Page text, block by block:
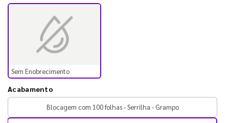
Sem Enobrecimento
Acabamento
Blocagem com 100 folhas - Serrilha - Grampo